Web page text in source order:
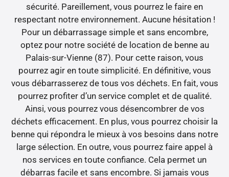
sécurité. Pareillement, vous pourrez le faire en
respectant notre environnement. Aucune hésitation !
Pour un débarrassage simple et sans encombre,
optez pour notre société de location de benne au
Palais-sur-Vienne (87). Pour cette raison, vous
pourrez agir en toute simplicité. En définitive, vous
vous débarrasserez de tous vos déchets. En fait, vous
pourrez profiter d’un service complet et de qualité.
Ainsi, vous pourrez vous désencombrer de vos
déchets efficacement. En plus, vous pourrez choisir la
benne qui répondra le mieux à vos besoins dans notre
large sélection. En outre, vous pourrez faire appel à
nos services en toute confiance. Cela permet un
débarras facile et sans encombre. Si jamais vous